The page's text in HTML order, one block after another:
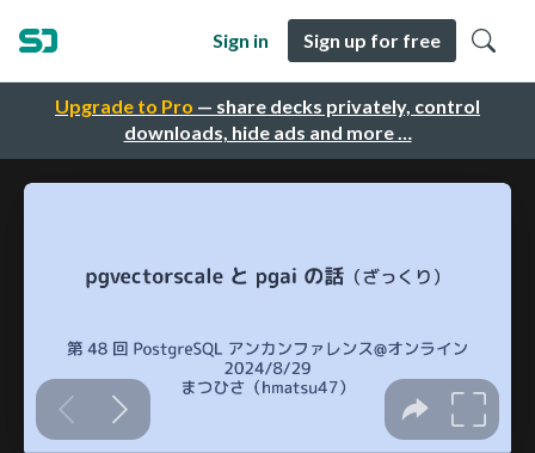
Upgrade to Pro — share decks privately, control
downloads, hide ads and more …
Sign in Sign up for free